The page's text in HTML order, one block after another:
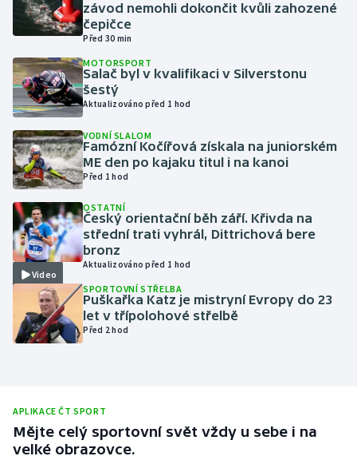
Judo
Krasobruslení
Lezení
Lyže a snowboard
Moderní pětiboj
Motorsport
Olympijské hry
Parasport
Plavání
Ragby
Rychlobruslení
závod nemohli dokončit kvůli zahozené
čepičce
Před 30 min
MOTORSPORT
Salač byl v kvalifikaci v Silverstonu
šestý
Aktualizováno před 1 hod
VODNÍ SLALOM
Famózní Kočířová získala na juniorském
ME den po kajaku titul i na kanoi
Před 1 hod
Video
OSTATNÍ
Český orientační běh září. Křivda na
střední trati vyhrál, Dittrichová bere
bronz
Aktualizováno před 1 hod
SPORTOVNÍ STŘELBA
Puškařka Katz je mistryní Evropy do 23
let v třípolohové střelbě
Před 2 hod
APLIKACE ČT SPORT
Mějte celý sportovní svět vždy u sebe i na
velké obrazovce.